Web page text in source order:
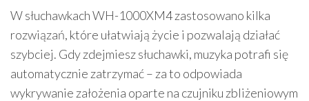
W słuchawkach WH-1000XM4 zastosowano kilka
rozwiązań, które ułatwiają życie i pozwalają działać
szybciej. Gdy zdejmiesz słuchawki, muzyka potrafi się
automatycznie zatrzymać – za to odpowiada
wykrywanie założenia oparte na czujniku zbliżeniowym